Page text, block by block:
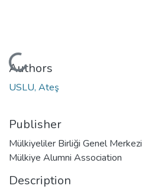
Loading...
Authors
USLU, Ateş
Publisher
Mülkiyeliler Birliği Genel Merkezi
Mülkiye Alumni Association
Description